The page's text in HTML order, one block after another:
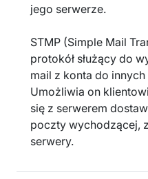
jego serwerze.
STMP (Simple Mail
protokół służący do
mail z konta do
Umożliwia on
się z serwerem
poczty wychodzącej,
serwery.